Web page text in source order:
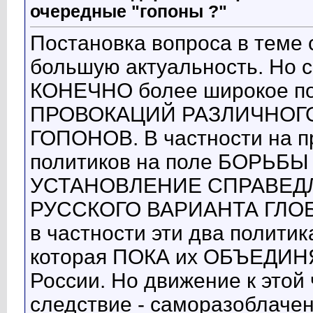
очередные "гопоны ?"
Постановка вопроса в
большую актуальность. Но
КОНЕЧНО более широкое
ПРОВОКАЦИЙ
ГОПОНОВ. В частности на
политиков на поле
УСТАНОВЛЕНИЕ
РУССКОГО ВАРИАНТА
в частности эти два
которая ПОКА их
России. Но движение к этой
следствие -